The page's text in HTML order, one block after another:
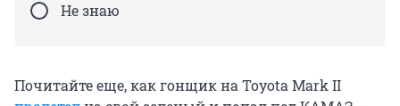
Не знаю
Почитайте еще, как гонщик на Toyota Mark II